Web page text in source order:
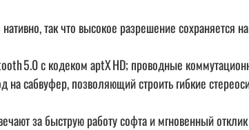
так что высокое разрешение сохраняется
5.0 с кодеком aptX HD; проводные
сабвуфер, позволяющий строить гибкие
за быструю работу софта и мгновенный